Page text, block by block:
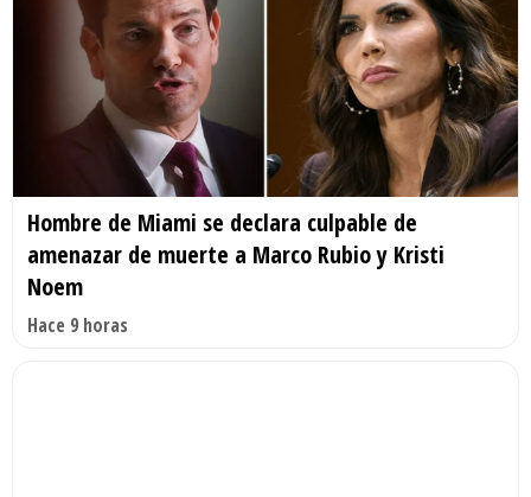
Hombre de Miami se declara culpable de
amenazar de muerte a Marco Rubio y Kristi
Noem
Hace 9 horas